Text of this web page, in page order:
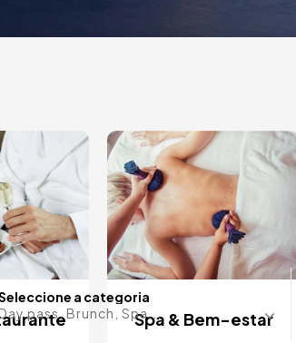
a categoria
pass, Brunch, Spa...Spa & Bem-estar